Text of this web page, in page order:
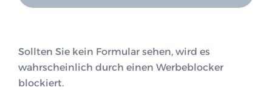
Sollten Sie kein Formular sehen, wird es
wahrscheinlich durch einen Werbeblocker
blockiert.